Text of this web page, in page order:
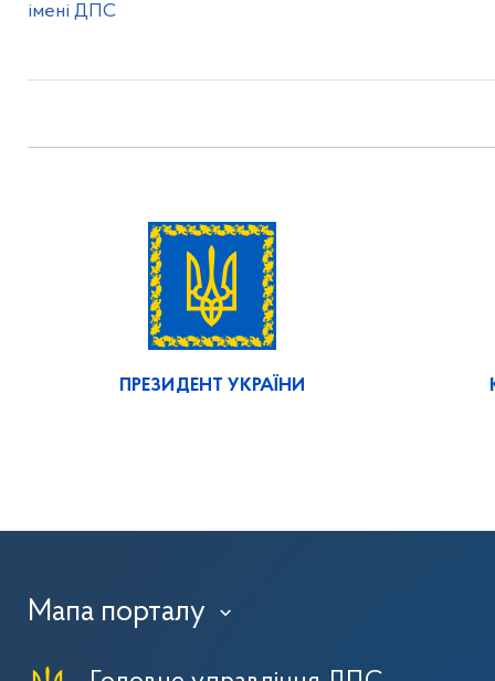
імені ДПС
ПРЕЗИДЕНТ УКРАЇНИ
Мапа порталу ›